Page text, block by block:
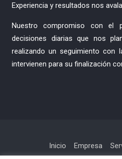
Experiencia y resultados nos
Nuestro compromiso con el
decisiones diarias que nos
realizando un seguimiento con
intervienen para su finalización
Inicio Empresa